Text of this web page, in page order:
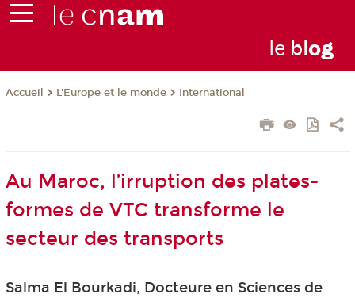
le blog
Accueil L'Europe et le monde International
Au Maroc, l’irruption des plates-
formes de VTC transforme le
secteur des transports
Salma El Bourkadi, Docteure en Sciences de